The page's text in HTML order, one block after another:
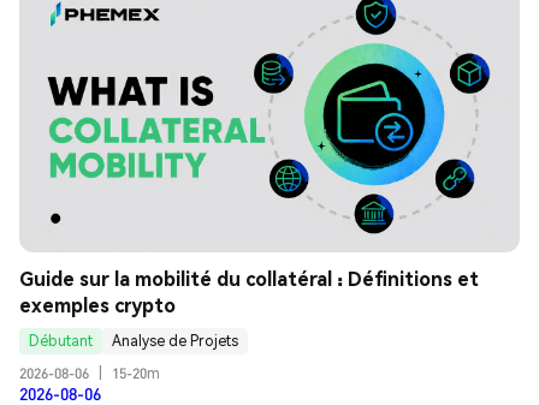
Guide sur la mobilité du collatéral : Définitions et
exemples crypto
Débutant
Analyse de Projets
2026-08-06
15-20m
2026-08-06